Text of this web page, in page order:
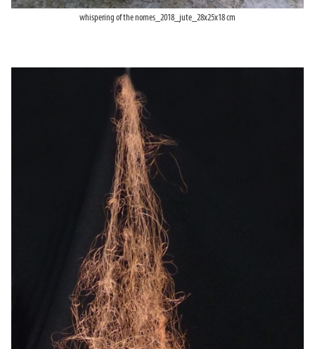
whispering of the nornes_2018_jute_28x25x18 cm